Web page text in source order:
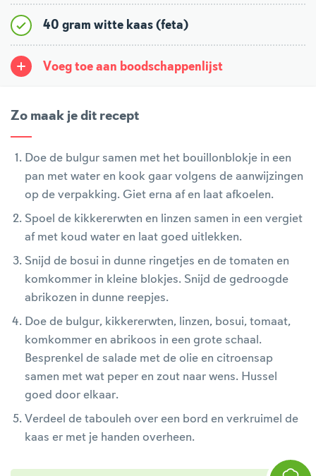
40 gram witte kaas (feta)
Voeg toe aan boodschappenlijst
Zo maak je dit recept
Doe de bulgur samen met het bouillonblokje in een
pan met water en kook gaar volgens de aanwijzingen
op de verpakking. Giet erna af en laat afkoelen.
Spoel de kikkererwten en linzen samen in een vergiet
af met koud water en laat goed uitlekken.
Snijd de bosui in dunne ringetjes en de tomaten en
komkommer in kleine blokjes. Snijd de gedroogde
abrikozen in dunne reepjes.
Doe de bulgur, kikkererwten, linzen, bosui, tomaat,
komkommer en abrikoos in een grote schaal.
Besprenkel de salade met de olie en citroensap
samen met wat peper en zout naar wens. Hussel
goed door elkaar.
Verdeel de tabouleh over een bord en verkruimel de
kaas er met je handen overheen.